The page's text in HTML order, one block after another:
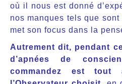
où il nous est donné
nos manques tels que
met son focus dans la
Autrement dit, pendant
d’apnées de
commandez est